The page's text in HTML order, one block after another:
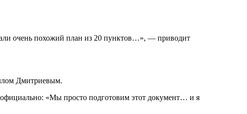
очень похожий план из 20 пунктов…», — приводит
Дмитриевым.
«Мы просто подготовим этот документ… и я